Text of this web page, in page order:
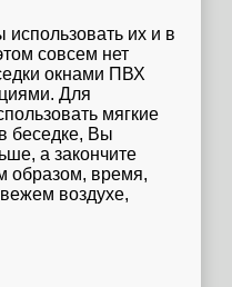
использовать их и в
совсем нет
окнами ПВХ
Для
мягкие
беседке, Вы
а закончите
образом, время,
воздухе,